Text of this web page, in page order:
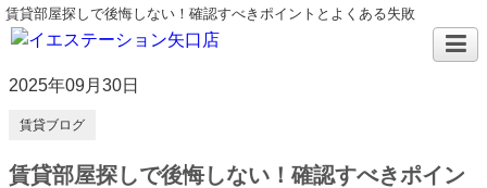
賃貸部屋探しで後悔しない！確認すべきポイントとよくある失敗
2025年09月30日
賃貸ブログ
賃貸部屋探しで後悔しない！確認すべきポイン